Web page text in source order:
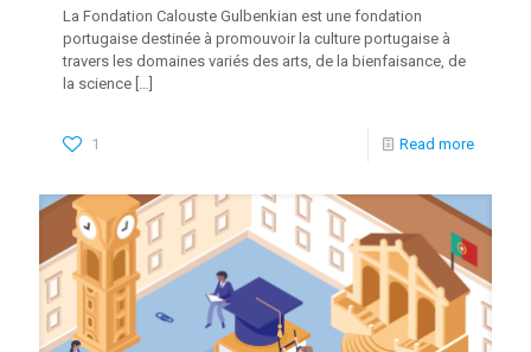
La Fondation Calouste Gulbenkian est une fondation
portugaise destinée à promouvoir la culture portugaise à
travers les domaines variés des arts, de la bienfaisance, de
la science […]
1 Read more